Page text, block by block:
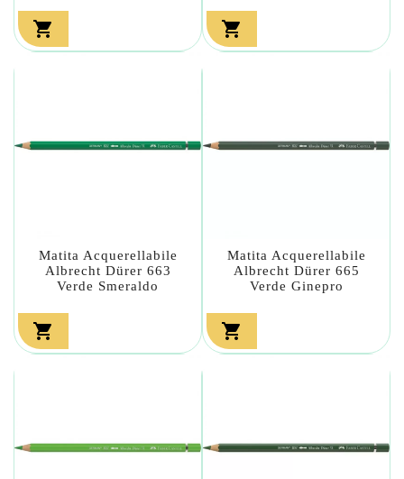
 
Matita Acquerellabile
Albrecht Dürer 663
Verde Smeraldo

Matita Acquerellabile
Albrecht Dürer 665
Verde Ginepro
